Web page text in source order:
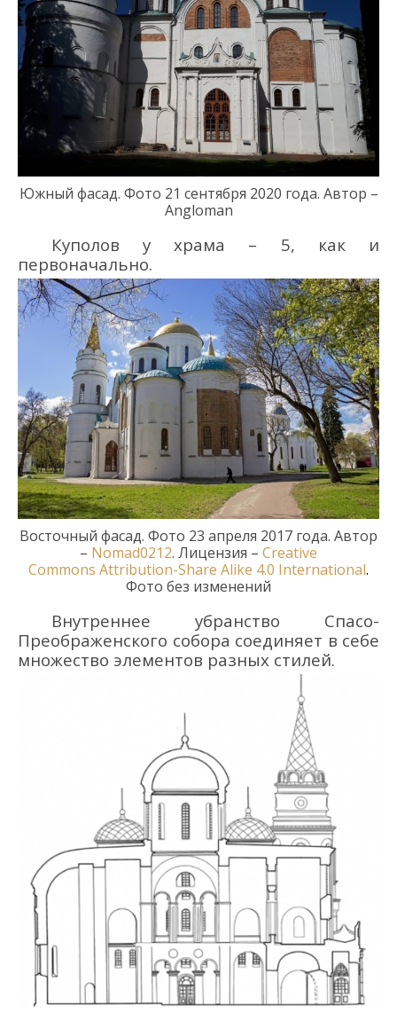
Южный фасад. Фото 21 сентября 2020 года. Автор –
Angloman
Куполов у храма – 5, как и
первоначально.
Восточный фасад. Фото 23 апреля 2017 года. Автор
– Nomad0212. Лицензия – Creative
Commons Attribution-Share Alike 4.0 International.
Фото без изменений
Внутреннее убранство Спасо-
Преображенского собора соединяет в себе
множество элементов разных стилей.